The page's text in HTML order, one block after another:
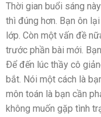
Thời gian buổi sáng
thì đúng hơn. Bạn ôn
lớp. Còn một vấn đề
trước phần bài mới.
Ðể đến lúc thầy cô
bắt. Nói một cách là
môn toán là bạn cần
không muốn gặp tình